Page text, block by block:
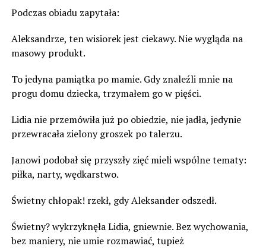
Podczas obiadu zapytała:
Aleksandrze, ten wisiorek jest ciekawy. Nie wygląda na
masowy produkt.
To jedyna pamiątka po mamie. Gdy znaleźli mnie na
progu domu dziecka, trzymałem go w pięści.
Lidia nie przemówiła już po obiedzie, nie jadła, jedynie
przewracała zielony groszek po talerzu.
Janowi podobał się przyszły zięć mieli wspólne tematy:
piłka, narty, wędkarstwo.
Świetny chłopak! rzekł, gdy Aleksander odszedł.
Świetny? wykrzyknęła Lidia, gniewnie. Bez wychowania,
bez maniery, nie umie rozmawiać, tupież